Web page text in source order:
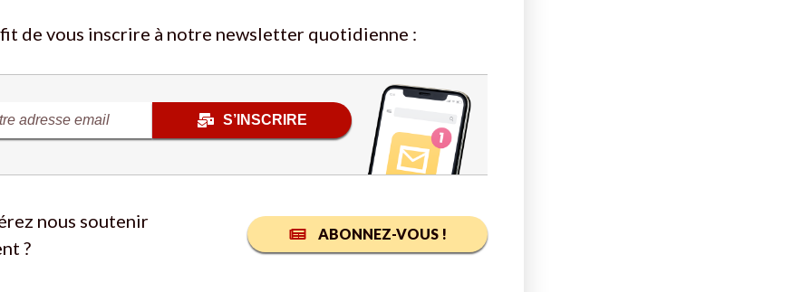
de vous inscrire à notre newsletter quotidienne :
S’INSCRIRE
nous soutenir
?
ABONNEZ-VOUS !